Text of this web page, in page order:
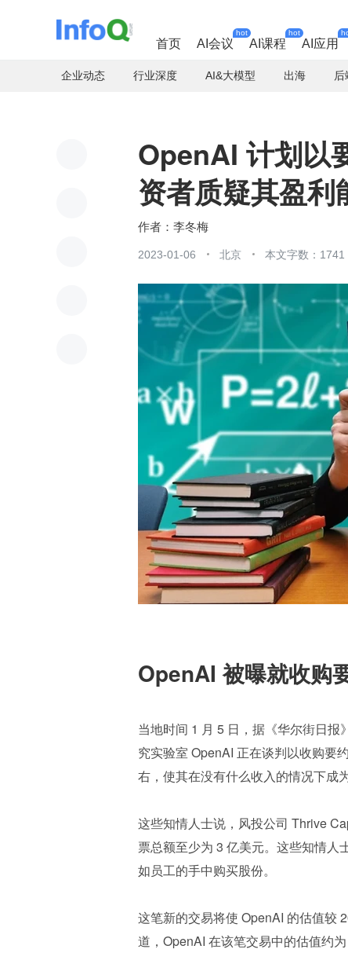
首页 AI会议
hot
AI课程
hot
AI应用
企业动态 行业深度 AI&大模型 出海 后
OpenAI 计划以
资者质疑其盈利
李冬梅
2023-01-06 北京 本文字数：1741
OpenAI 被曝就收购
当地时间 1 月 5 日，据《华尔街日
究实验室 OpenAI 正在谈判以收购要
右，使其在没有什么收入的情况下成
这些知情人士说，风投公司 Thrive
票总额至少为 3 亿美元。这些知情
如员工的手中购买股份。
这笔新的交易将使 OpenAI 的估值较
道，OpenAI 在该笔交易中的估值约